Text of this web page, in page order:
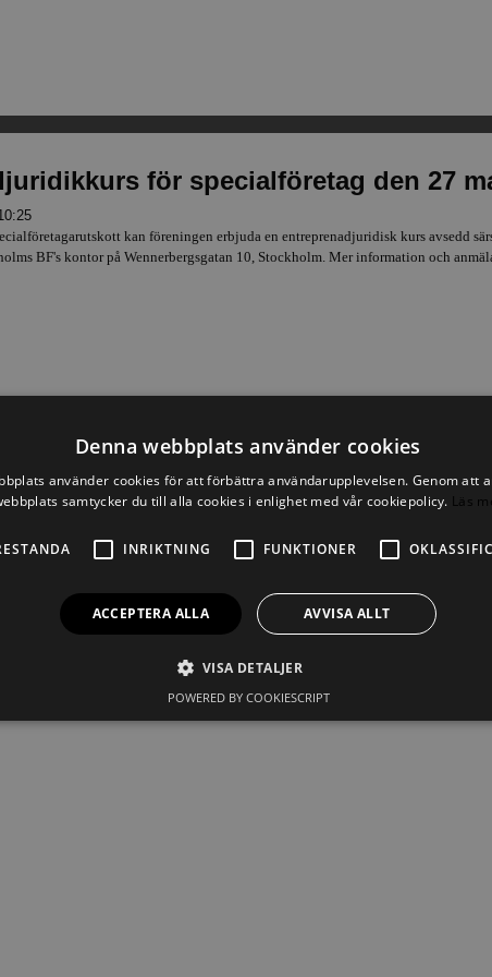
för specialföretag den 27
kan föreningen erbjuda en entreprenadjuridisk kurs avsedd
BF's kontor på Wennerbergsgatan 10, Stockholm. Mer information och
webmaster@undertaksforetagen.se
Denna webbplats använder cookies
använder cookies för att förbättra användarupplevelsen. Genom att
samtycker du till alla cookies i enlighet med vår cookiepolicy. Läs
INRIKTNING FUNKTIONER
ACCEPTERA ALLA AVVISA ALLT
VISA DETALJER
POWERED BY COOKIESCRIPT